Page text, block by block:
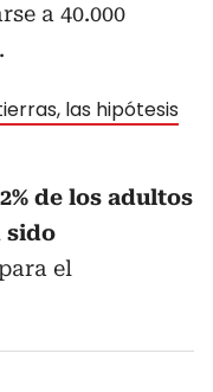
a 40.000
las hipótesis
de los adultos
sido
el